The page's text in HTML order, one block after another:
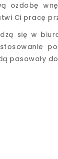
ozdobę
Ci pracę
się w
pasowały